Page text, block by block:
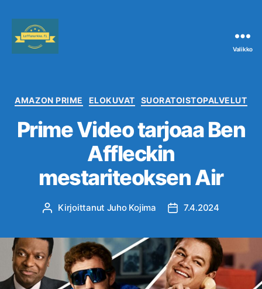
Valikko
Kategoriat
AMAZON PRIME ELOKUVAT SUORATOISTOPALVELUT
Prime Video tarjoaa Ben
Affleckin
mestariteoksen Air
Kirjoittaja
Kirjoittanut Juho Kojima Julkaisupäivämäärä
7.4.2024